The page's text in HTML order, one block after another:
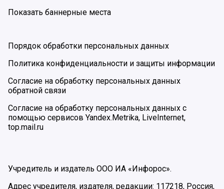
Показать баннерные места
Порядок обработки персональных данных
Политика конфиденциальности и защиты информации
Согласие на обработку персональных данных
обратной связи
Согласие на обработку персональных данных с
помощью сервисов Yandex.Metrika, LiveInternet,
top.mail.ru
Учредитель и издатель ООО ИА «Инфорос».
Адрес учредителя, издателя, редакции: 117218, Россия,